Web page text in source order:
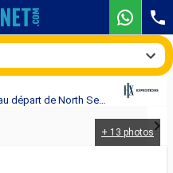
Croisière MS Santa Cruz II : Équateur au départ de North Seymour
+ 13 photos